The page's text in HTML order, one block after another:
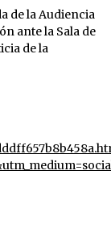
de la Audiencia
ante la Sala de
de la